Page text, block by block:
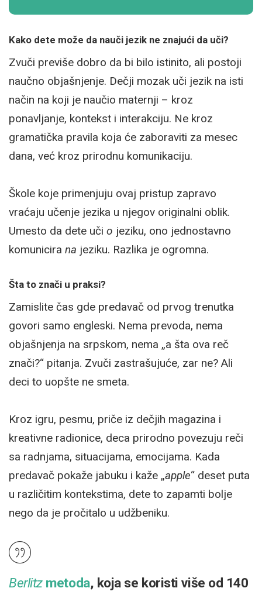
Kako dete može da nauči jezik ne znajući da uči?
Zvuči previše dobro da bi bilo istinito, ali postoji
naučno objašnjenje. Dečji mozak uči jezik na isti
način na koji je naučio maternji – kroz
ponavljanje, kontekst i interakciju. Ne kroz
gramatička pravila koja će zaboraviti za mesec
dana, već kroz prirodnu komunikaciju.
Škole koje primenjuju ovaj pristup zapravo
vraćaju učenje jezika u njegov originalni oblik.
Umesto da dete uči o jeziku, ono jednostavno
komunicira na jeziku. Razlika je ogromna.
Šta to znači u praksi?
Zamislite čas gde predavač od prvog trenutka
govori samo engleski. Nema prevoda, nema
objašnjenja na srpskom, nema „a šta ova reč
znači?“ pitanja. Zvuči zastrašujuće, zar ne? Ali
deci to uopšte ne smeta.
Kroz igru, pesmu, priče iz dečjih magazina i
kreativne radionice, deca prirodno povezuju reči
sa radnjama, situacijama, emocijama. Kada
predavač pokaže jabuku i kaže „apple“ deset puta
u različitim kontekstima, dete to zapamti bolje
nego da je pročitalo u udžbeniku.
Berlitzmetoda, koja se koristi više od 140